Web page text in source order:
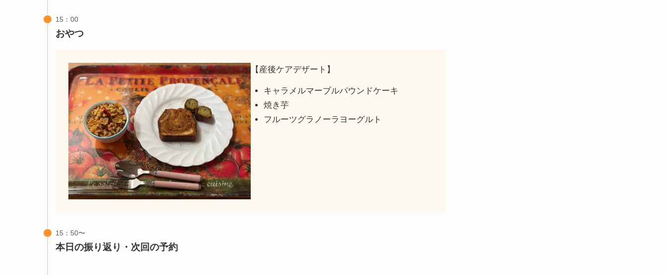
おやつ
【産後ケアデザート】
キャラメルマーブルパウンドケーキ
焼き芋
フルーツグラノーラヨーグルト
本日の振り返り・次回の予約